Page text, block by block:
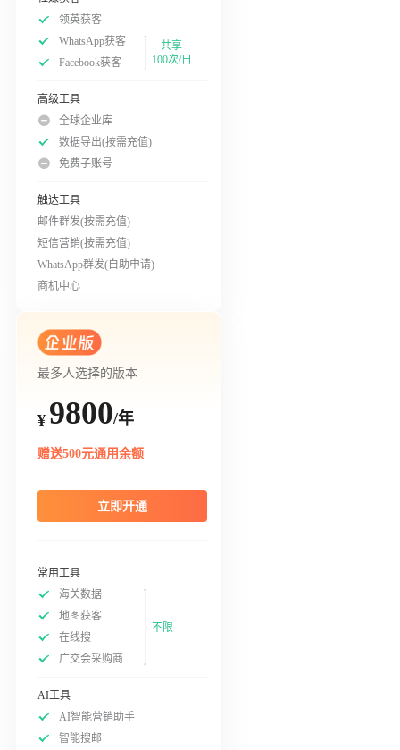
领英获客
WhatsApp获客
Facebook获客
共享
100次/日
高级工具
全球企业库
数据导出(按需充值)
免费子账号
触达工具
邮件群发(按需充值)
短信营销(按需充值)
WhatsApp群发(自助申请)
商机中心
最多人选择的版本
¥ 9800/年
赠送500元通用余额
立即开通
常用工具
海关数据
地图获客
在线搜
广交会采购商
不限
AI工具
AI智能营销助手
智能搜邮